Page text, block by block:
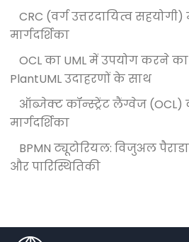
CRC (वर्ग उत्तरदायित्व
मार्गदर्शिका
OCL का UML में उपयोग करने का
PlantUML उदाहरणों के साथ
ऑब्जेक्ट कॉन्स्ट्रेंट लैंग्वेज (OCL)
मार्गदर्शिका
BPMN ट्यूटोरियल: विजुअल
और पारिस्थितिकी